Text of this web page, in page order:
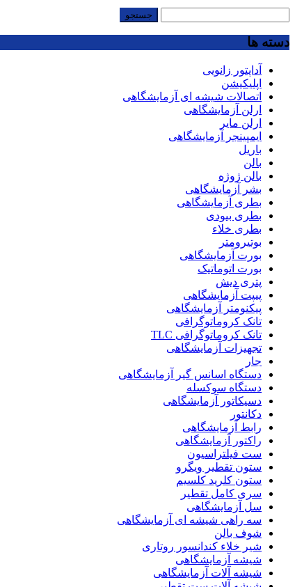
دسته ها
آداپتور زانویی
اپلیکیشن
اتصالات شیشه ای آزمایشگاهی
ارلن آزمایشگاهی
ارلن مایر
ایمپینجر آزمایشگاهی
باریل
بالن
بالن ژوژه
بشر آزمایشگاهی
بطری آزمایشگاهی
بطری بیودی
بطری خلاء
بوتیرومتر
بورت آزمایشگاهی
بورت اتوماتیک
پتری دیش
پیپت آزمایشگاهی
پیکنومتر آزمایشگاهی
تانک کروماتوگرافی
تانک کروماتوگرافی TLC
تجهیزات آزمایشگاهی
جار
دستگاه اسانس گیر آزمایشگاهی
دستگاه سوکسله
دسیکاتور آزمایشگاهی
دکانتور
رابط آزمایشگاهی
راکتور آزمایشگاهی
ست فیلتراسیون
ستون تقطیر ویگرو
ستون کلرید کلسیم
سری کامل تقطیر
سل آزمایشگاهی
سه راهی شیشه ای آزمایشگاهی
شوف بالن
شیر خلاء کندانسور روتاری
شیشه آزمایشگاهی
شیشه آلات آزمایشگاهی